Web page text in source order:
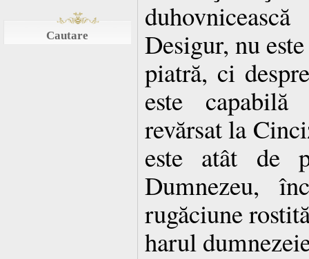
Cautare
Desigur, nu
piatră, ci
este
revărsat la
este atât de
Dumnezeu,
rugăciune
harul